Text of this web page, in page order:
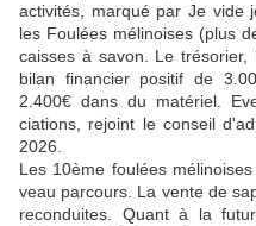
activités, marqué par Je vide
les Foulées mélinoises (plus
caisses à savon. Le
bilan financier positif de
2.400€ dans du matériel.
ciations, rejoint le conseil
2026.
Les 10ème foulées
veau parcours. La vente de
reconduites. Quant à la